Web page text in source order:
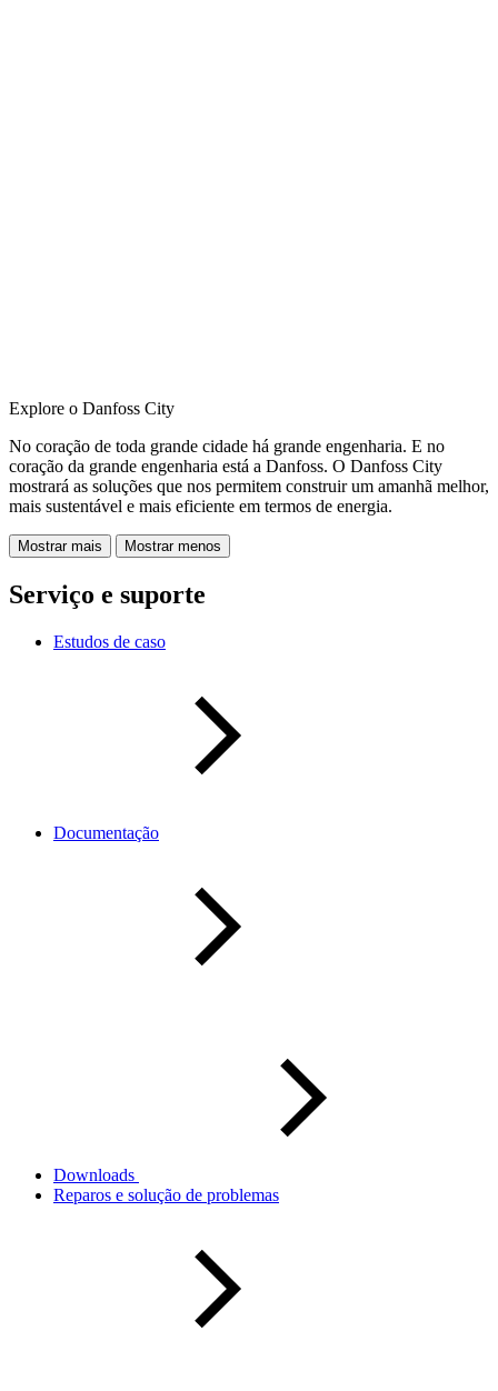
Explore o Danfoss City
No coração de toda grande cidade há grande engenharia. E no
coração da grande engenharia está a Danfoss. O Danfoss City
mostrará as soluções que nos permitem construir um amanhã melhor,
mais sustentável e mais eficiente em termos de energia.
Mostrar mais Mostrar menos
Serviço e suporte
Estudos de caso
Documentação
Downloads
Reparos e solução de problemas